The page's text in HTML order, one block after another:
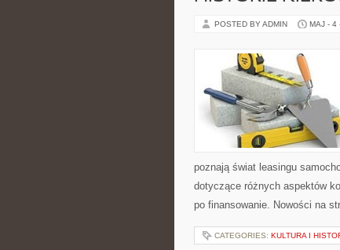
POSTED BY ADMIN MAJ - 4
poznają świat leasingu
dotyczące różnych aspektów
po finansowanie. Nowości na
CATEGORIES: KULTURA I